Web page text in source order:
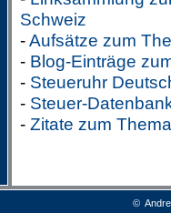
Schweiz
-Aufsätze zum
- Blog-Einträge
- Steueruhr
- Steuer-
- Zitate zum
©